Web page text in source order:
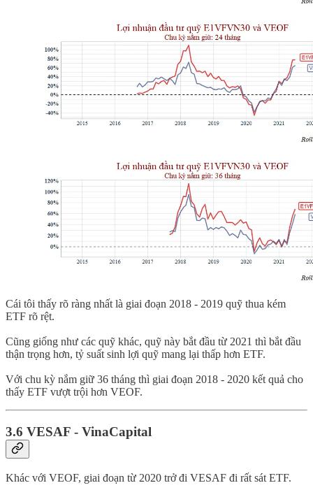
Cái tôi thấy rõ ràng nhất là giai đoạn 2018 - 2019 quỹ thua kém
ETF rõ rệt.
Cũng giống như các quỹ khác, quỹ này bắt đầu từ 2021 thì bắt đầu
thận trọng hơn, tỷ suất sinh lợi quỹ mang lại thấp hơn ETF.
Với chu kỳ nắm giữ 36 tháng thì giai đoạn 2018 - 2020 kết quả cho
thấy ETF vượt trội hơn VEOF.
3.6 VESAF - VinaCapital
Khác với VEOF, giai đoạn từ 2020 trở đi VESAF đi rất sát ETF.